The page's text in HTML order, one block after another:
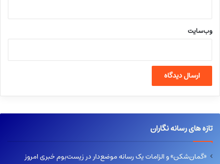
وب‌سایت
تازه های رسانه نگاران
«گمان‌شکن» و الزامات یک رسانه موضع‌دار در زیست‌بوم خبری امروز